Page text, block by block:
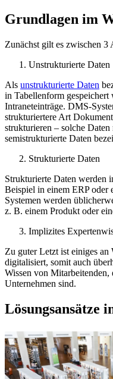
Grundlagen im
Zunächst gilt es zwischen 3
Unstrukturierte Daten
Als unstrukturierte Daten
in Tabellenform
Intraneteinträge. DMS-
strukturiertere Art
strukturieren – solche
semistrukturierte Daten
Strukturierte Daten
Strukturierte Daten werden
Beispiel in einem ERP oder
Systemen werden
z. B. einem Produkt oder
Implizites
Zu guter Letzt ist einiges an
digitalisiert, somit auch
Wissen von Mitarbeitenden,
Unternehmen sind.
Lösungsansätze